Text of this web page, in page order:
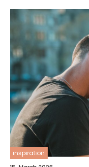
inspiration